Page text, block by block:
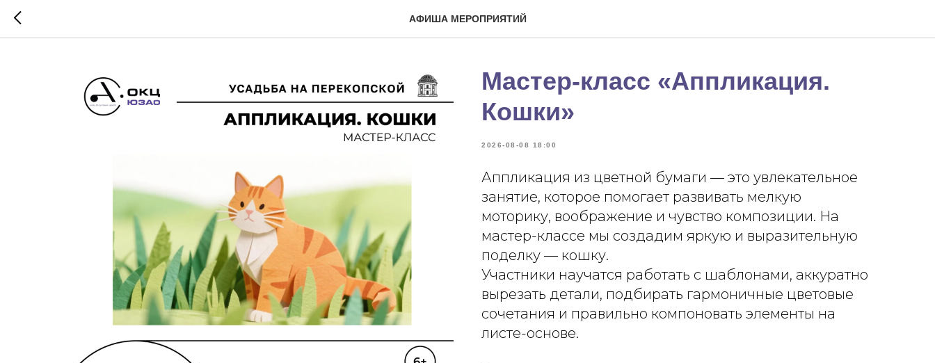
АФИША МЕРОПРИЯТИЙ
Мастер-класс «Аппликация.
Кошки»
2026-08-08 18:00
Аппликация из цветной бумаги — это увлекательное
занятие, которое помогает развивать мелкую
моторику, воображение и чувство композиции. На
мастер-классе мы создадим яркую и выразительную
поделку — кошку.
Участники научатся работать с шаблонами, аккуратно
вырезать детали, подбирать гармоничные цветовые
сочетания и правильно компоновать элементы на
листе-основе.